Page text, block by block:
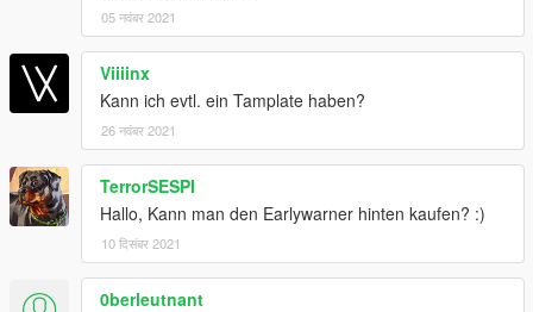
05 नवंबर 2021
Viiiinx
Kann ich evtl. ein Tamplate haben?
26 नवंबर 2021
TerrorSESPI
Hallo, Kann man den Earlywarner hinten kaufen? :)
10 दिसंबर 2021
0berleutnant